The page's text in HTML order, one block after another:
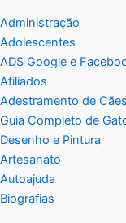
Administração
Adolescentes
ADS Google e
Afiliados
Adestramento de Cães
Guia Completo de
Desenho e Pintura
Artesanato
Autoajuda
Biografias